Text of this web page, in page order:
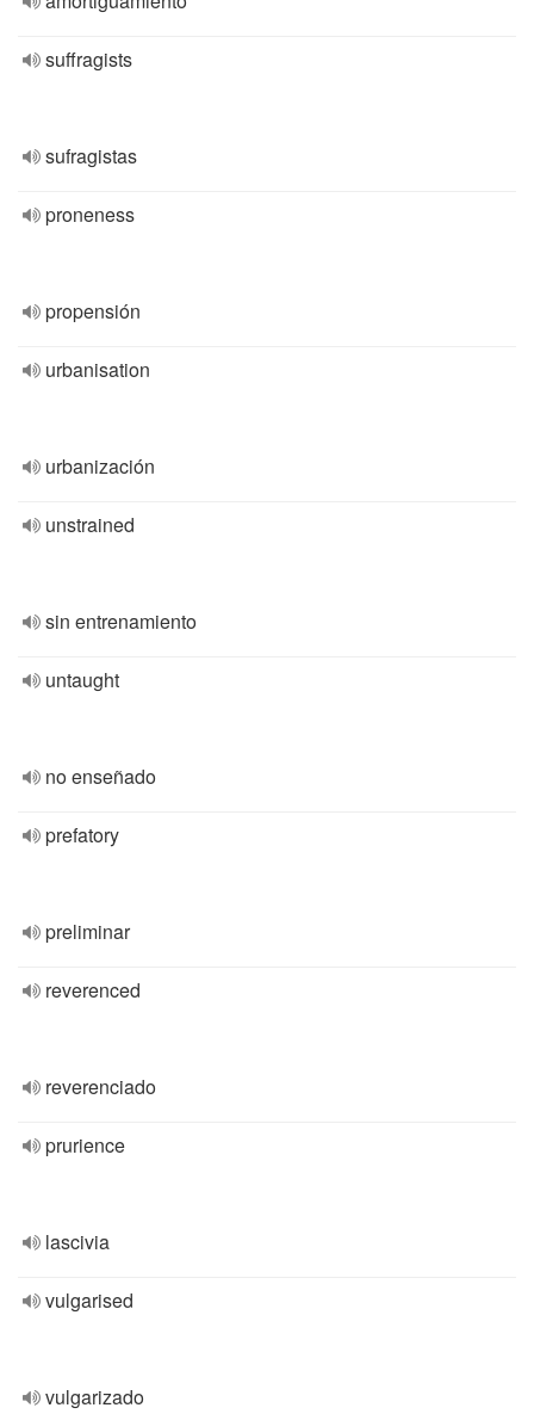
suffragists
sufragistas
proneness
propensión
urbanisation
urbanización
unstrained
sin entrenamiento
untaught
no enseñado
prefatory
preliminar
reverenced
reverenciado
prurience
lascivia
vulgarised
vulgarizado